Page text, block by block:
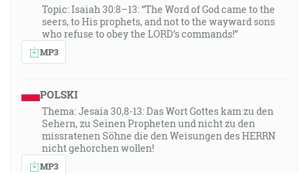
Topic: Isaiah 30:8–13: “The Word of God came to the
seers, to His prophets, and not to the wayward sons
who refuse to obey the LORD’s commands!”
MP3
POLSKI
Thema: Jesaia 30,8-13: Das Wort Gottes kam zu den
Sehern, zu Seinen Propheten und nicht zu den
missratenen Söhne die den Weisungen des HERRN
nicht gehorchen wollen!
MP3